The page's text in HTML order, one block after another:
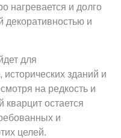
нагревается и долго
декоративностью и
для
зданий и
на редкость и
остается
и
целей.